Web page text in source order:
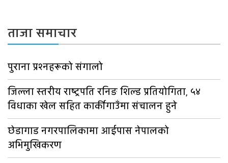
ताजा समाचार
पुराना प्रश्नहरूको संगालो
जिल्ला स्तरीय राष्ट्रपति रनिङ शिल्ड प्रतियोगिता, ५४
विधाका खेल सहित कार्कीगाउँमा संचालन हुने
छेडागाड नगरपालिकामा आईपास नेपालको
अभिमुखिकरण